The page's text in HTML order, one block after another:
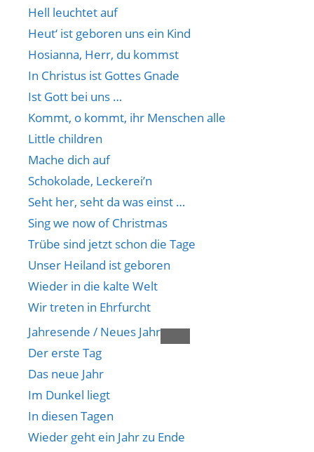
Hell leuchtet auf
Heut‘ ist geboren uns ein Kind
Hosianna, Herr, du kommst
In Christus ist Gottes Gnade
Ist Gott bei uns …
Kommt, o kommt, ihr Menschen alle
Little children
Mache dich auf
Schokolade, Leckerei’n
Seht her, seht da was einst …
Sing we now of Christmas
Trübe sind jetzt schon die Tage
Unser Heiland ist geboren
Wieder in die kalte Welt
Wir treten in Ehrfurcht
Jahresende / Neues Jahr
Der erste Tag
Das neue Jahr
Im Dunkel liegt
In diesen Tagen
Wieder geht ein Jahr zu Ende